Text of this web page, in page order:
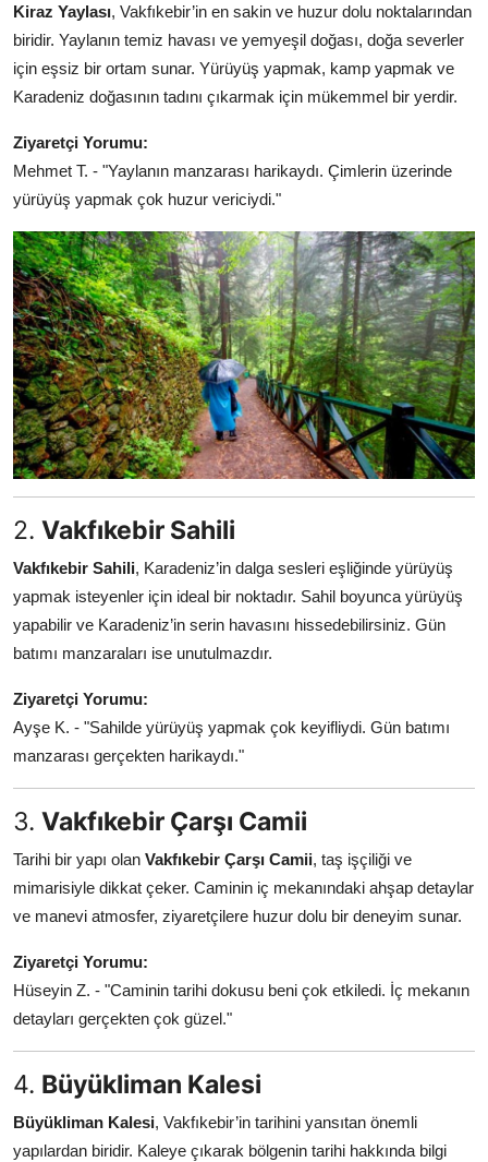
Kiraz Yaylası, Vakfıkebir’in en sakin ve huzur dolu noktalarından
biridir. Yaylanın temiz havası ve yemyeşil doğası, doğa severler
için eşsiz bir ortam sunar. Yürüyüş yapmak, kamp yapmak ve
Karadeniz doğasının tadını çıkarmak için mükemmel bir yerdir.
Ziyaretçi Yorumu:
Mehmet T. - "Yaylanın manzarası harikaydı. Çimlerin üzerinde
yürüyüş yapmak çok huzur vericiydi."
2. Vakfıkebir Sahili
Vakfıkebir Sahili, Karadeniz’in dalga sesleri eşliğinde yürüyüş
yapmak isteyenler için ideal bir noktadır. Sahil boyunca yürüyüş
yapabilir ve Karadeniz’in serin havasını hissedebilirsiniz. Gün
batımı manzaraları ise unutulmazdır.
Ziyaretçi Yorumu:
Ayşe K. - "Sahilde yürüyüş yapmak çok keyifliydi. Gün batımı
manzarası gerçekten harikaydı."
3. Vakfıkebir Çarşı Camii
Tarihi bir yapı olan Vakfıkebir Çarşı Camii, taş işçiliği ve
mimarisiyle dikkat çeker. Caminin iç mekanındaki ahşap detaylar
ve manevi atmosfer, ziyaretçilere huzur dolu bir deneyim sunar.
Ziyaretçi Yorumu:
Hüseyin Z. - "Caminin tarihi dokusu beni çok etkiledi. İç mekanın
detayları gerçekten çok güzel."
4. Büyükliman Kalesi
Büyükliman Kalesi, Vakfıkebir’in tarihini yansıtan önemli
yapılardan biridir. Kaleye çıkarak bölgenin tarihi hakkında bilgi